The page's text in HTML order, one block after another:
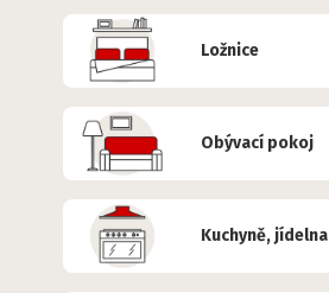
Ložnice
Obývací pokoj
Kuchyně, jídelna